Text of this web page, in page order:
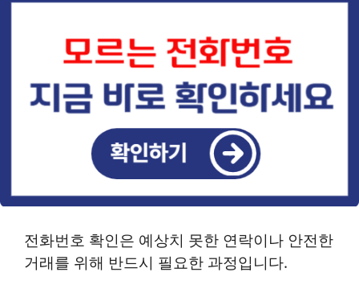
전화번호 확인은 예상치 못한 연락이나 안전한
거래를 위해 반드시 필요한 과정입니다.